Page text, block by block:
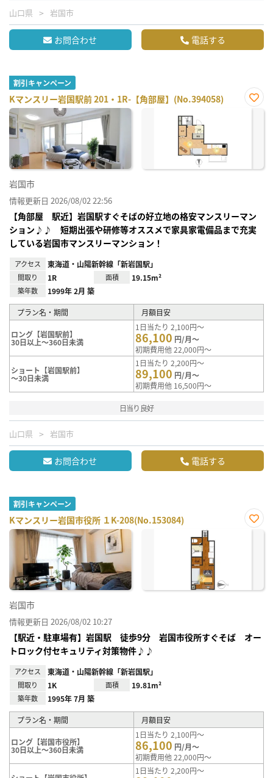
山口県 岩国市
お問合わせ 電話する
割引キャンペーン
Kマンスリー岩国駅前 201・1R-【角部屋】(No.394058)
お気
岩国市
情報更新日 2026/08/02 22:56
【角部屋 駅近】岩国駅すぐそばの好立地の格安マンスリーマン
ション♪♪ 短期出張や研修等オススメで家具家電備品まで充実
している岩国市マンスリーマンション！
アクセス 東海道・山陽新幹線「新岩国駅」
間取り 1R 面積 19.15m²
築年数 1999年 2月 築
プラン名・期間 月額目安
ロング【岩国駅前】
30日以上～360日未満
1日当たり 2,100円～
86,100 円/月～
初期費用他 22,000円～
ショート【岩国駅前】
～30日未満
1日当たり 2,200円～
89,100 円/月～
初期費用他 16,500円～
日当り良好
山口県 岩国市
お問合わせ 電話する
割引キャンペーン
Kマンスリー岩国市役所 １K-208(No.153084)
お気
岩国市
情報更新日 2026/08/02 10:27
【駅近・駐車場有】岩国駅 徒歩9分 岩国市役所すぐそば オー
トロック付セキュリティ対策物件♪♪
アクセス 東海道・山陽新幹線「新岩国駅」
間取り 1K 面積 19.81m²
築年数 1995年 7月 築
プラン名・期間 月額目安
ロング【岩国市役所】
30日以上～360日未満
1日当たり 2,100円～
86,100 円/月～
初期費用他 22,000円～
1日当たり 2,200円～